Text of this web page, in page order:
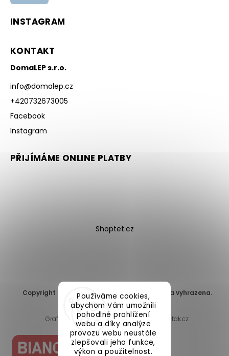
Používáme cookies,
abychom Vám umožnili
pohodlné prohlížení
webu a díky analýze
provozu webu neustále
zlepšovali jeho funkce,
výkon a použitelnost.
INSTAGRAM
KONTAKT
DomaLEP s.r.o.
info@domalep.cz
+420732673005
Facebook
Instagram
PŘIJÍMÁME ONLINE PLATBY
Shoptet.cz
Copyright 2026 DomaLEP s.r.o. . Všechna práva vyhrazena.
Upravit nastavení cookies
Grafický návrh vytvořil a nakódoval
Shoptak.cz